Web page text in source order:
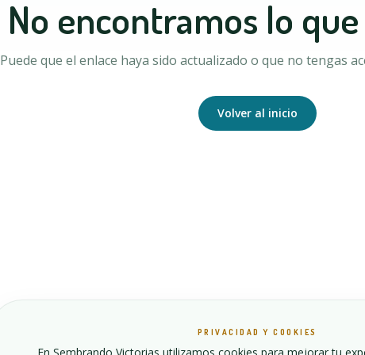
No encontramos lo
Puede que el enlace haya sido actualizado o que no tengas
Volver al inicio
PRIVACIDAD Y COOKIES